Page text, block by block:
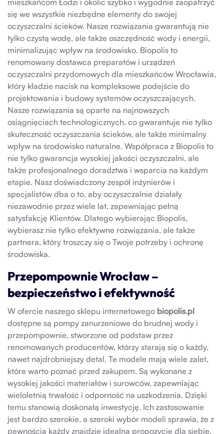
mieszkańcom Łodzi i okolic szybko i wygodnie zaopatrzyć
się we wszystkie niezbędne elementy do swojej
oczyszczalni ścieków. Nasze rozwiązania gwarantują nie
tylko czystą wodę, ale także oszczędność wody i energii,
minimalizując wpływ na środowisko. Biopolis to
renomowany dostawca preparatów i urządzeń
oczyszczalni przydomowych dla mieszkańców Wrocławia,
który kładzie nacisk na kompleksowe podejście do
projektowania i budowy systemów oczyszczających.
Nasze rozwiązania są oparte na najnowszych
osiągnięciach technologicznych, co gwarantuje nie tylko
skuteczność oczyszczania ścieków, ale także minimalny
wpływ na środowisko naturalne. Współpraca z Biopolis to
nie tylko gwarancja wysokiej jakości oczyszczalni, ale
także profesjonalnego doradztwa i wsparcia na każdym
etapie. Nasz doświadczony zespół inżynierów i
specjalistów dba o to, aby oczyszczalnie działały
niezawodnie przez wiele lat, zapewniając pełną
satysfakcję Klientów. Dlatego wybierając Biopolis,
wybierasz nie tylko efektywne rozwiązania, ale także
partnera, który troszczy się o Twoje potrzeby i ochronę
środowiska.
Przepompownie Wrocław –
bezpieczeństwo i efektywność
W ofercie naszego sklepu internetowego biopolis.pl
dostępne są pompy zanurzeniowe do brudnej wody i
przepompownie, stworzone od podstaw przez
renomowanych producentów, którzy starają się o każdy,
nawet najdrobniejszy detal. Te modele mają wiele zalet,
które warto poznać przed zakupem. Są wykonane z
wysokiej jakości materiałów i surowców, zapewniając
wieloletnią trwałość i odporność na uszkodzenia. Dzięki
temu stanowią doskonałą inwestycję. Ich zastosowanie
jest bardzo szerokie, a szeroki wybór modeli sprawia, że z
pewnością każdy znajdzie idealną propozycję dla siebie.